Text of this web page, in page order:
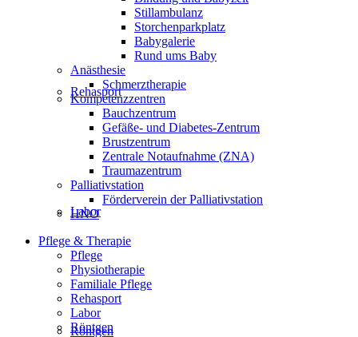
Rehasport
Labor
Röntgen
Stillambulanz
Storchenparkplatz
Babygalerie
Rund ums Baby
Anästhesie
Schmerztherapie
Kompetenzzentren
Bauchzentrum
Gefäße- und Diabetes-Zentrum
Brustzentrum
Zentrale Notaufnahme (ZNA)
Traumazentrum
Palliativstation
Förderverein der Palliativstation
HNO
Pflege & Therapie
Pflege
Physiotherapie
Familiale Pflege
Rehasport
Labor
Röntgen